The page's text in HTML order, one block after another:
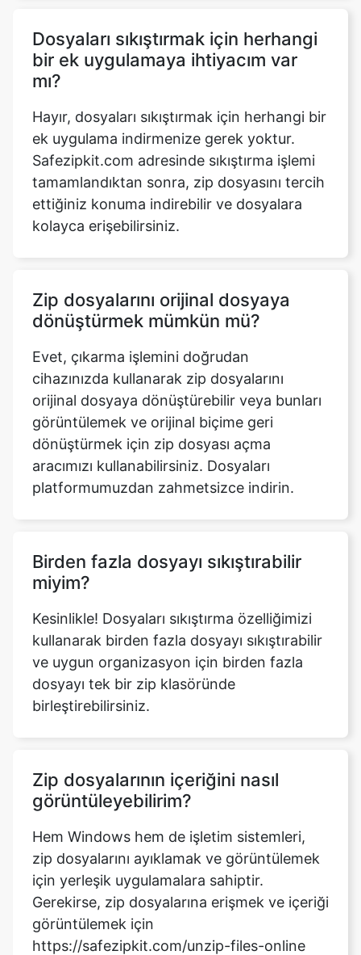
Hayır, dosyaları sıkıştırmak için herhangi bir
ek uygulama indirmenize gerek yoktur.
tamamlandıktan sonra, zip dosyasını tercih
ettiğiniz konuma indirebilir ve dosyalara
kolayca erişebilirsiniz.
Zip dosyalarını orijinal dosyaya
Evet, çıkarma işlemini doğrudan
cihazınızda kullanarak zip dosyalarını
görüntülemek ve orijinal biçime geri
dönüştürmek için zip dosyası açma
aracımızı kullanabilirsiniz. Dosyaları
platformumuzdan zahmetsizce indirin.
Birden fazla dosyayı sıkıştırabilir
Kesinlikle! Dosyaları sıkıştırma özelliğimizi
kullanarak birden fazla dosyayı sıkıştırabilir
dosyayı tek bir zip klasöründe
birleştirebilirsiniz.
Zip dosyalarının içeriğini nasıl
Hem Windows hem de işletim sistemleri,
zip dosyalarını ayıklamak ve görüntülemek
Gerekirse, zip dosyalarına erişmek ve içeriği
görüntülemek için
https://safezipkit.com/unzip-files-online
zip dosyası açma işlemimizi ziyaret
edebilirsiniz.